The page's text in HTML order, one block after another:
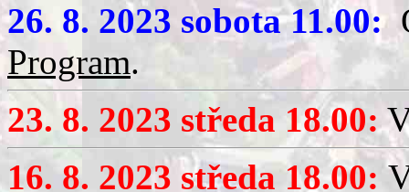
26. 8. 2023 sobota 11.00:
Program.
23. 8. 2023 středa 18.00:
16. 8. 2023 středa 18.00: